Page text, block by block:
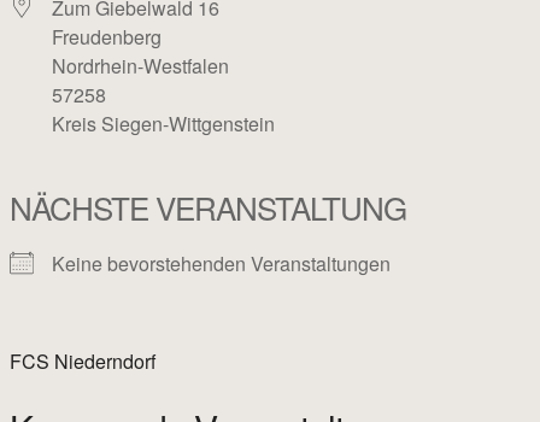
Zum Giebelwald 16
Freudenberg
Nordrhein-Westfalen
57258
Kreis Siegen-Wittgenstein
NÄCHSTE VERANSTALTUNG
Keine bevorstehenden Veranstaltungen
FCS Niederndorf